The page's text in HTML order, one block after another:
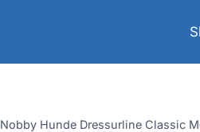
Nobby Hunde Dressurline Classic